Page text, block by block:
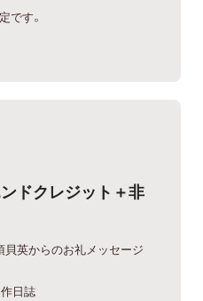
です。
ドクレジット＋非
英からのお礼メッセージ
日誌